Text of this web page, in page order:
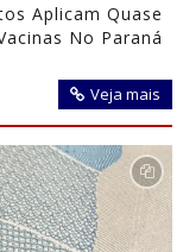
Aplicam Quase
No Paraná
Veja mais